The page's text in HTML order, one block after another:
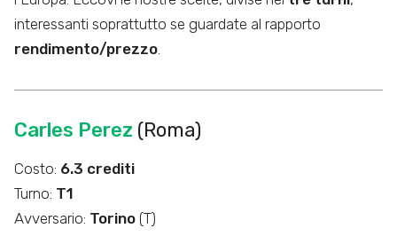
interessanti soprattutto se guardate al rapporto
rendimento/prezzo.
Carles Perez (Roma)
Costo: 6.3 crediti
Turno: T1
Avversario: Torino (T)